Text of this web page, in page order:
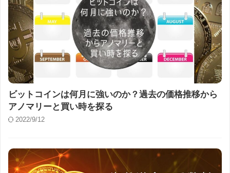
ビットコインは何月に強いのか？過去の価格推移から
アノマリーと買い時を探る
2022/9/12